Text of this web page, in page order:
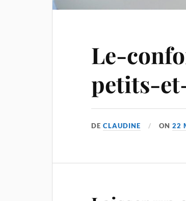
Le-
petits-
DECLAUDINE ON22